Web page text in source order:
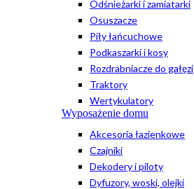
Odśnieżarki i zamiatarki
Osuszacze
Piły łańcuchowe
Podkaszarki i kosy
Rozdrabniacze do gałęzi
Traktory
Wertykulatory
Wyposażenie domu
Akcesoria łazienkowe
Czajniki
Dekodery i piloty
Dyfuzory, woski, olejki